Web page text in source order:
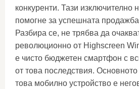
конкуренти. Тази изключително
помогне за успешната
Разбира се, не трябва да
революционно от Highscreen
е чисто бюджетен смартфон с
от това последствия.
това мобилно устройство е